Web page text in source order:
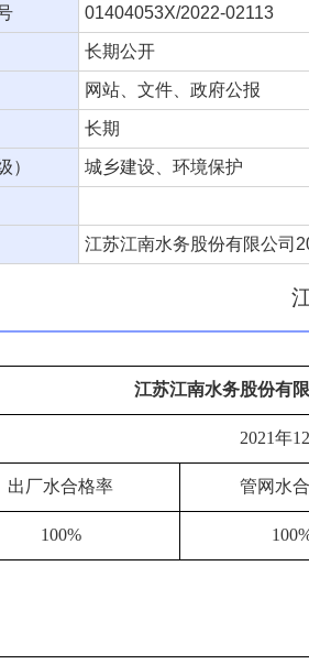
01404053X/2022-02113
长期公开
网站、文件、政府公报
长期
） 城乡建设、环境保护
江苏江南水务股份有限公司
江苏江南水务股份有
2021年12
出厂水合格率 管网水
100%